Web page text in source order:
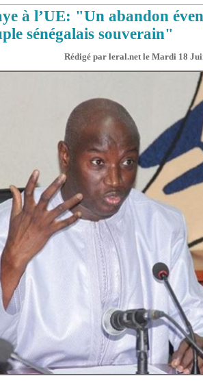
à l’UE: "Un abandon
sénégalais souverain"
Rédigé par leral.net le Mardi 18